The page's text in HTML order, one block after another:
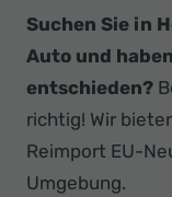
Top-
Preisen
Ihr
Innovatives
Autohaus
Suchen Sie in
Auto und
entschieden?
richtig! Wir
Reimport EU-
Umgebung.